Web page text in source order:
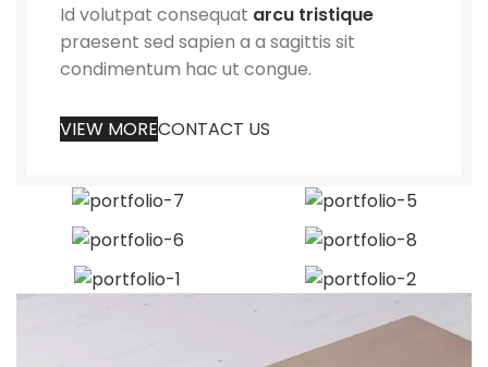
Id volutpat consequat arcu tristique
praesent sed sapien a a sagittis sit
condimentum hac ut congue.
VIEW MORECONTACT US